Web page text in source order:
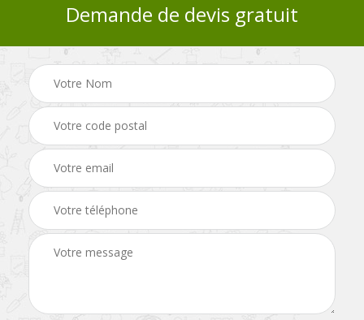
Demande de devis gratuit